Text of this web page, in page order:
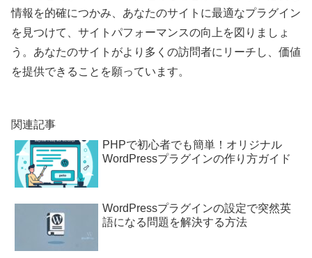
情報を的確につかみ、あなたのサイトに最適なプラグイン
を見つけて、サイトパフォーマンスの向上を図りましょ
う。あなたのサイトがより多くの訪問者にリーチし、価値
を提供できることを願っています。
関連記事
PHPで初心者でも簡単！オリジナル
WordPressプラグインの作り方ガイド
WordPressプラグインの設定で突然英
語になる問題を解決する方法